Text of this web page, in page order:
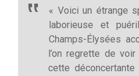
« Voici un étrange
laborieuse et
Champs-Élysées
l’on regrette de
cette